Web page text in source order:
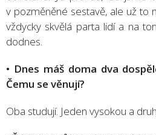
v pozměněné sestavě, ale už to
vždycky skvělá parta lidí a na
dodnes.
• Dnes máš doma dva
Čemu se věnují?
Oba studují. Jeden vysokou a